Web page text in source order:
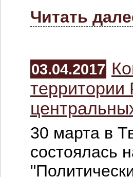
Читать
03.04.2017
30 марта в
состоялась